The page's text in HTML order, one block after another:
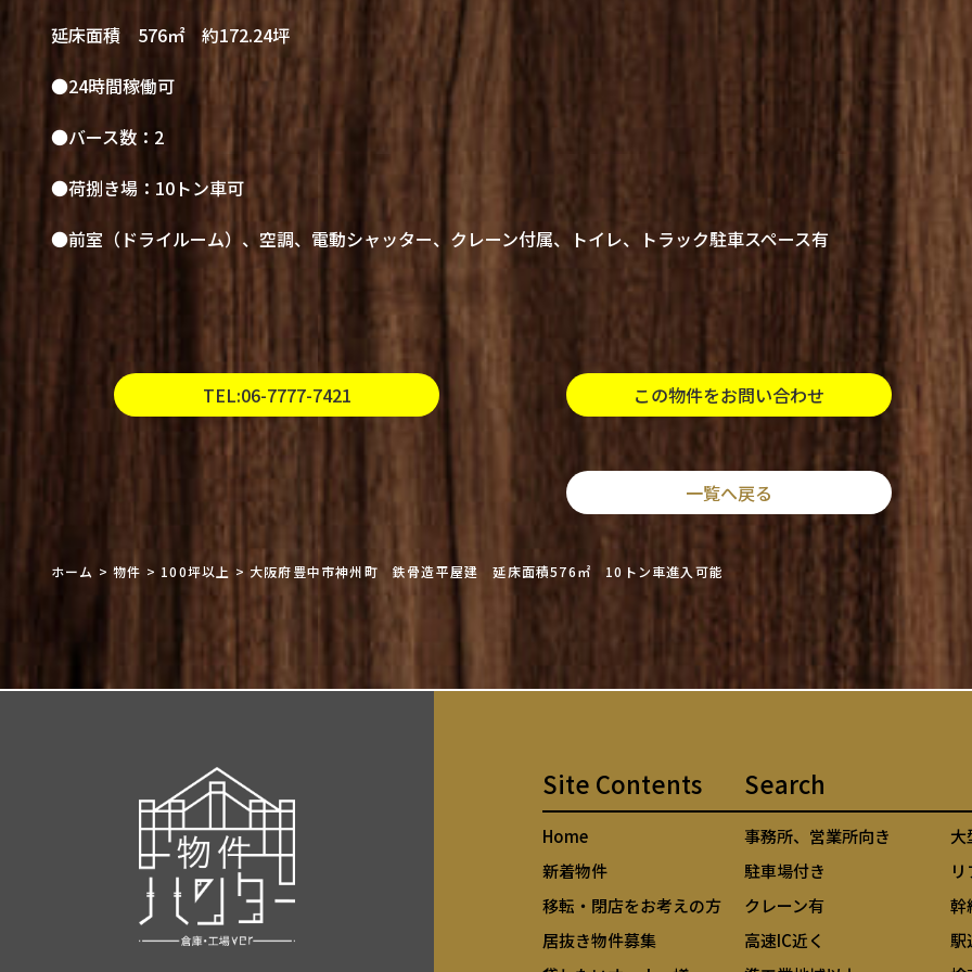
延床面積 576㎡ 約172.24坪
●24時間稼働可
●バース数：2
●荷捌き場：10トン車可
●前室（ドライルーム）、空調、電動シャッター、クレーン付属、トイレ、トラック駐車スペース有
TEL:06-7777-7421 この物件をお問い合わせ
一覧へ戻る
ホーム >物件 > 100坪以上 > 大阪府豊中市神州町 鉄骨造平屋建 延床面積576㎡ 10トン車進入可能
Site Contents
Home
新着物件
移転・閉店をお考えの方
居抜き物件募集
Search
事務所、営業所向き
大
駐車場付き
クレーン有
幹
高速IC近く
駅